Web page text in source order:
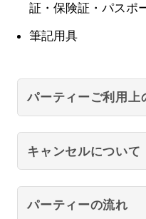
証・保険証・パスポ
筆記用具
パーティーご利用上
キャンセルについて
パーティーの流れ